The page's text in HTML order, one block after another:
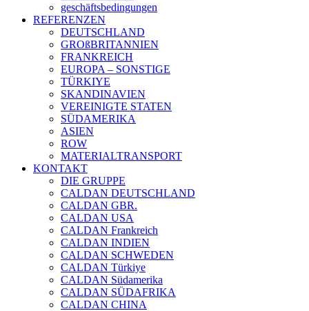
geschäftsbedingungen
REFERENZEN
DEUTSCHLAND
GROßBRITANNIEN
FRANKREICH
EUROPA – SONSTIGE
TÜRKIYE
SKANDINAVIEN
VEREINIGTE STATEN
SÜDAMERIKA
ASIEN
ROW
MATERIALTRANSPORT
KONTAKT
DIE GRUPPE
CALDAN DEUTSCHLAND
CALDAN GBR.
CALDAN USA
CALDAN Frankreich
CALDAN INDIEN
CALDAN SCHWEDEN
CALDAN Türkiye
CALDAN Südamerika
CALDAN SÜDAFRIKA
CALDAN CHINA